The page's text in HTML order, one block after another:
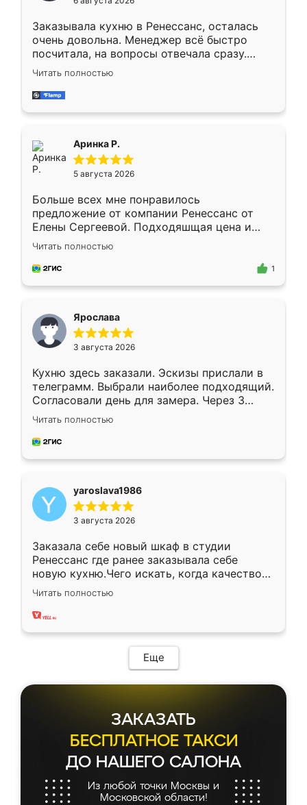
мебели буду заказывать только здесь.
Заказывала кухню в Ренессанс, осталась
очень довольна. Менеджер всё быстро
посчитала, на вопросы отвечала сразу.
Замерщик приехал в субботу, подошёл к
делу со всей ответственностью. Собрали
за день, ребята работали аккуратно, даже
Читать полностью
Аринка Р.
5 августа 2026
Больше всех мне понравилось
предложение от компании Ренессанс от
Елены Сергеевой. Подходяшщая цена и
короткие сроки изготовления. Приехавший
для замера сотрудник Владислав
предложил по моему эскизу самый
Читать полностью
1
Ярослава
3 августа 2026
Кухню здесь заказали. Эскизы прислали в
телеграмм. Выбрали наиболее подходящий.
Согласовали день для замера. Через 3
недели кухня была уже готова. Остались
довольны работой. Спасибо Ренессанс
мебель за качественную работу!
Читать полностью
yaroslava1986
3 августа 2026
Заказала себе новый шкаф в студии
Ренессанс где ранее заказывала себе
новую кухню.Чего искать, когда качеством
вполне довольна. Служит кухня уже почти
два года, нареканий нет.
Читать полностью
Еще
ЗАКАЗАТЬ
БЕСПЛАТНОЕ ТАКСИ
ДО НАШЕГО САЛОНА
Из любой точки Москвы и
Московской области!